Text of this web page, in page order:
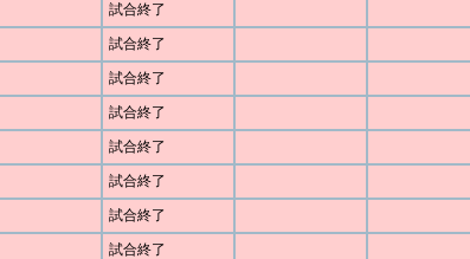
試合終了
試合終了
試合終了
試合終了
試合終了
試合終了
試合終了
試合終了